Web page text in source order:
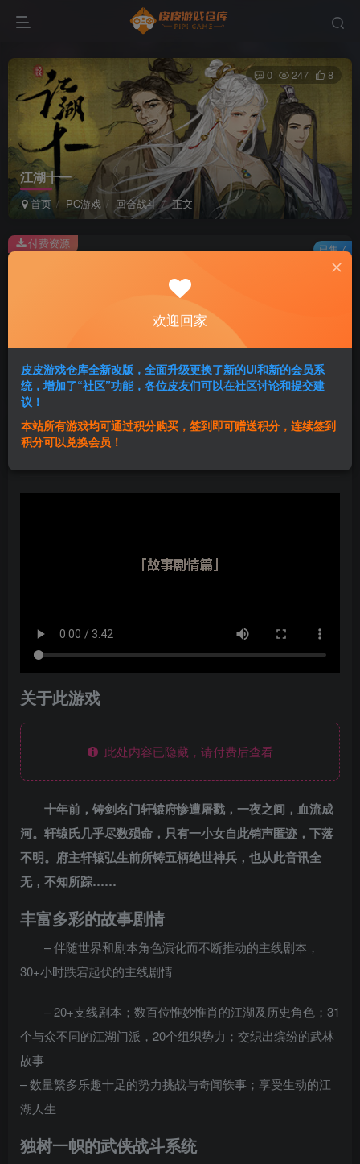
江湖十一
首页 PC游戏 回合战斗 正文
0 247 8
此内容为付费资源，请付费后查看
2积分
黄金会员免费 超级会员免费
登录购买
付费资源 已售 7
群主1号
关于此游戏
此处内容已隐藏，请付费后查看
十年前，铸剑名门轩辕府惨遭屠戮，一夜之间，血流成
河。轩辕氏几乎尽数殒命，只有一小女自此销声匿迹，下落
不明。府主轩辕弘生前所铸五柄绝世神兵，也从此音讯全
无，不知所踪……
丰富多彩的故事剧情
– 伴随世界和剧本角色演化而不断推动的主线剧本，
30+小时跌宕起伏的主线剧情
– 20+支线剧本；数百位惟妙惟肖的江湖及历史角色；31
个与众不同的江湖门派，20个组织势力；交织出缤纷的武林
故事
– 数量繁多乐趣十足的势力挑战与奇闻轶事；享受生动的江
湖人生
独树一帜的武侠战斗系统
欢迎回家
皮皮游戏仓库全新改版，全面升级更换了新的UI和新的会员系
统，增加了“社区”功能，各位皮友们可以在社区讨论和提交建
议！
本站所有游戏均可通过积分购买，签到即可赠送积分，连续签到
积分可以兑换会员！